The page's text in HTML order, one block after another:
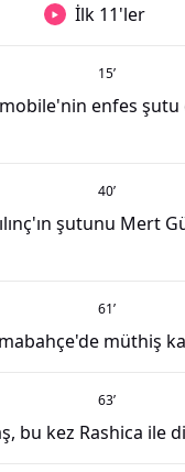
İlk 11'ler
15’
enfes şutu
40’
şutunu Mert
61’
müthiş
63’
bu kez Rashica ile